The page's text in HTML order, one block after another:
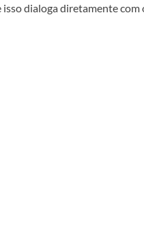
dialoga diretamente com